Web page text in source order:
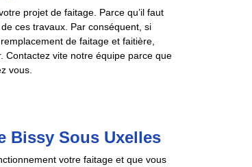
projet de faitage. Parce qu’il faut
ces travaux. Par conséquent, si
de faitage et faitière,
Contactez vite notre équipe parce que
vous.
Bissy Sous Uxelles
votre faitage et que vous